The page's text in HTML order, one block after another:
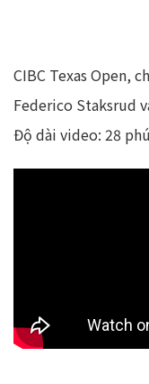
CIBC Texas Open,
Federico Staksrud
Độ dài video: 28